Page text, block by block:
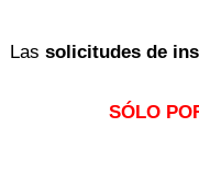
Las solicitudes de
SÓLO